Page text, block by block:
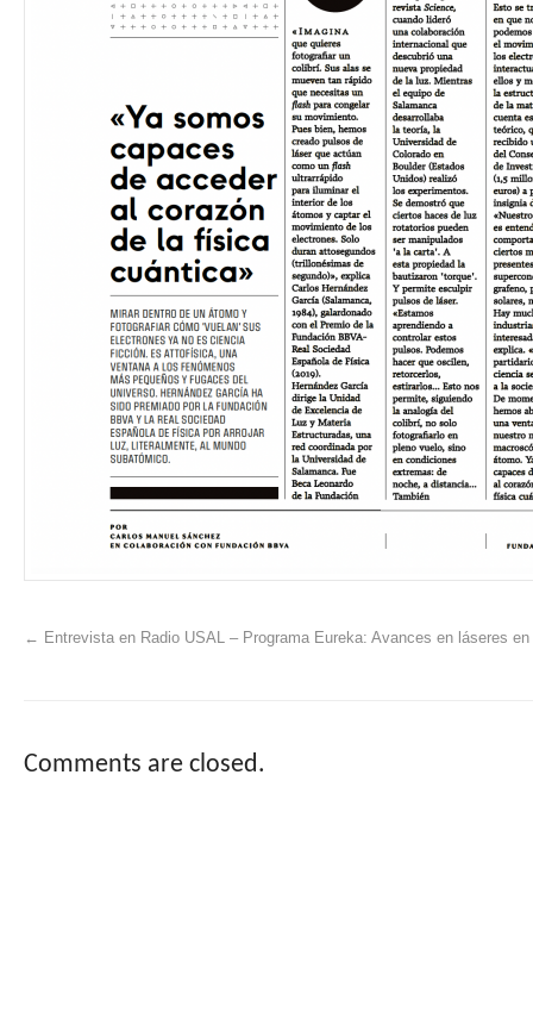
← Entrevista en Radio USAL – Programa Eureka: Avances en láseres
Comments are closed.